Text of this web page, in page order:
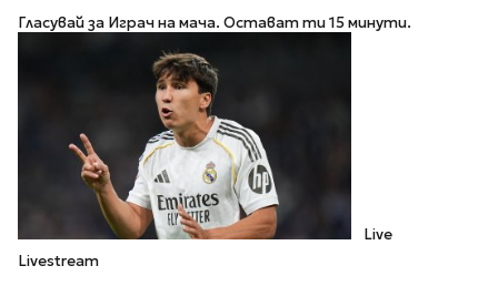
Гласувай за Играч на мача. Остават ти 15 минути.
Live
Livestream